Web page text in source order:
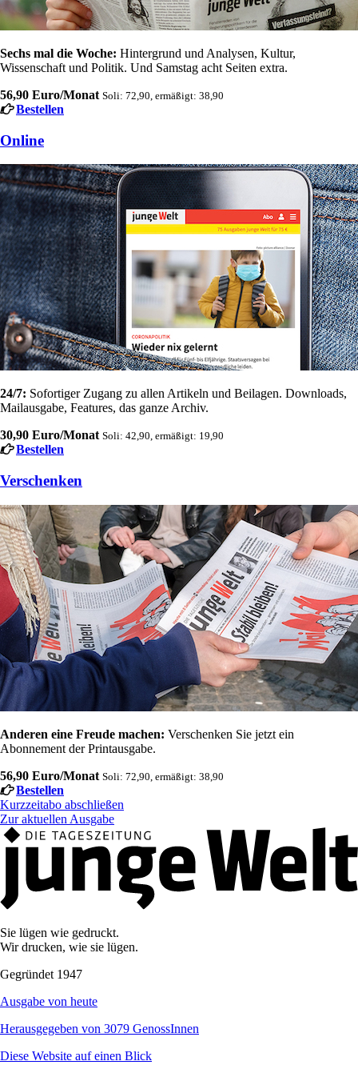
Sechs mal die Woche: Hintergrund und Analysen, Kultur,
Wissenschaft und Politik. Und Samstag acht Seiten extra.
56,90 Euro/Monat Soli: 72,90, ermäßigt: 38,90
Bestellen
Online
24/7: Sofortiger Zugang zu allen Artikeln und Beilagen. Downloads,
Mailausgabe, Features, das ganze Archiv.
30,90 Euro/Monat Soli: 42,90, ermäßigt: 19,90
Bestellen
Verschenken
Anderen eine Freude machen: Verschenken Sie jetzt ein
Abonnement der Printausgabe.
56,90 Euro/Monat Soli: 72,90, ermäßigt: 38,90
Bestellen
Kurzzeitabo abschließen
Zur aktuellen Ausgabe
Sie lügen wie gedruckt.
Wir drucken, wie sie lügen.
Gegründet 1947
Ausgabe von heute
Herausgegeben von 3079 GenossInnen
Diese Website auf einen Blick